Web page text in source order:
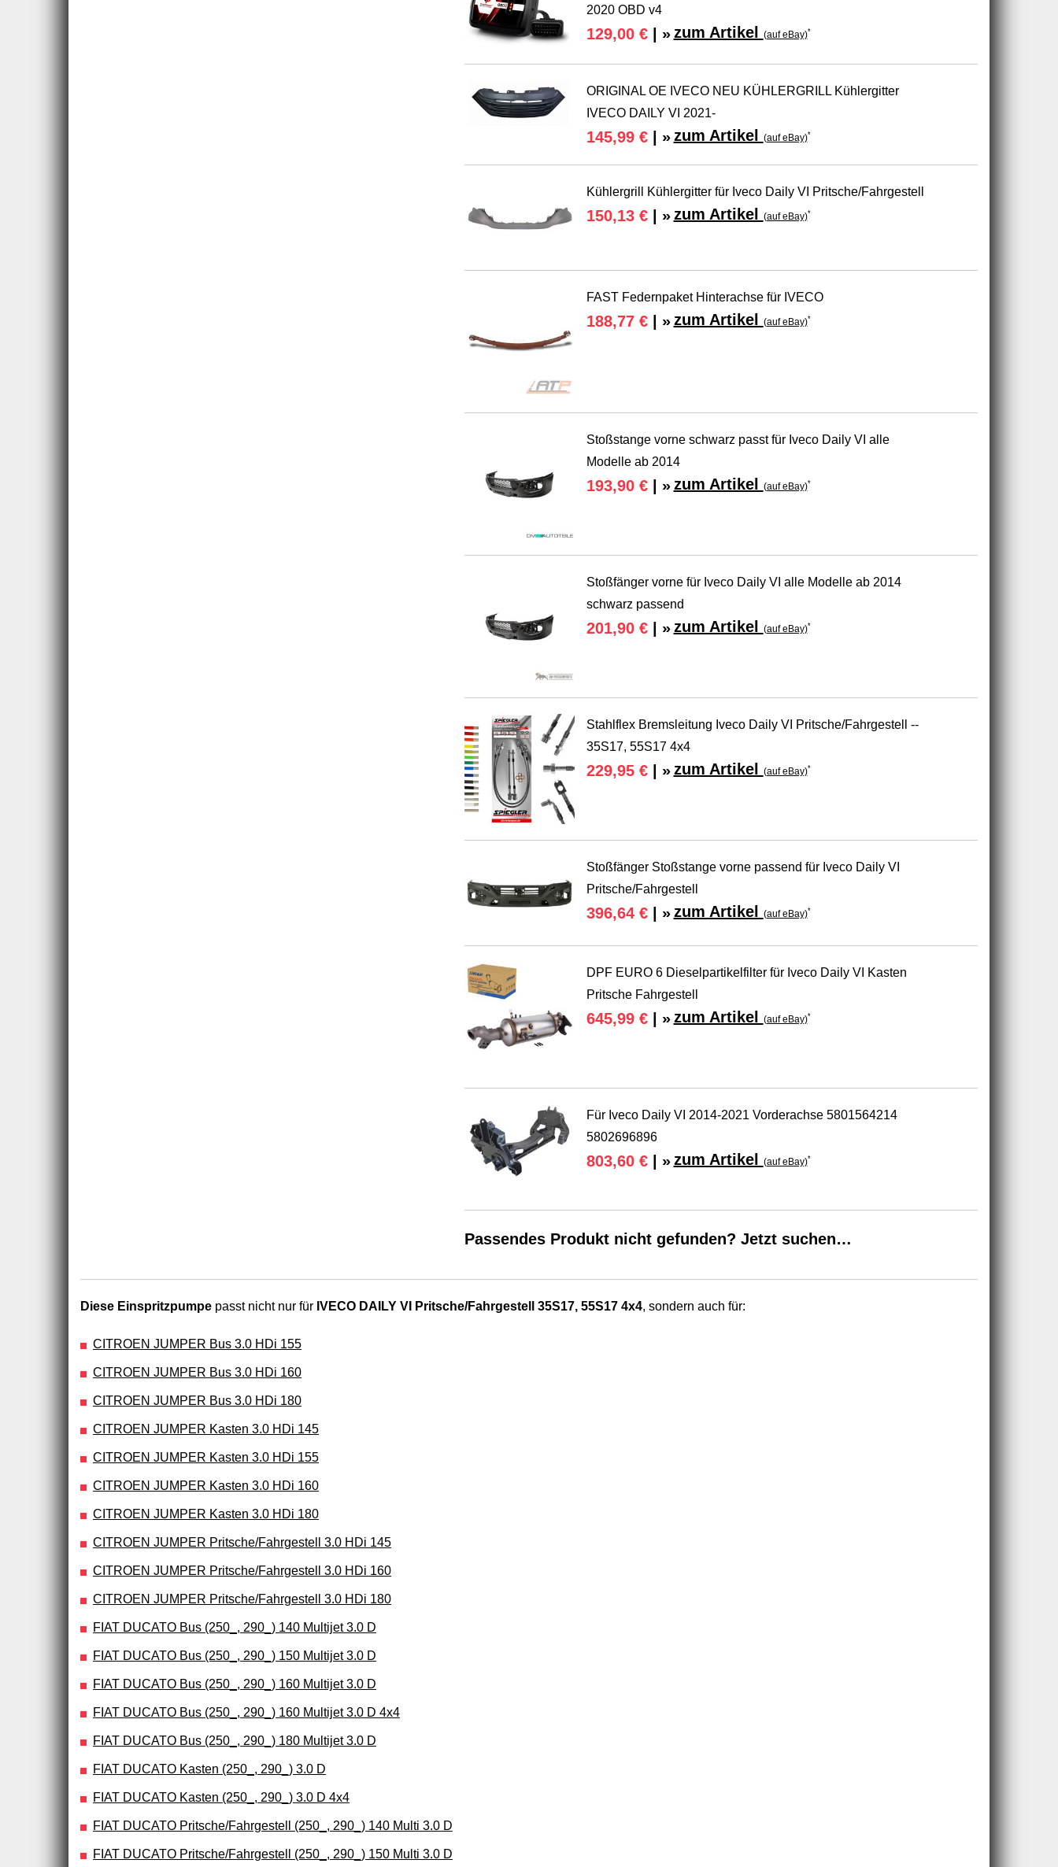
2020 OBD v4
129,00 €| » zum Artikel (auf eBay)*
ORIGINAL OE IVECO NEU KÜHLERGRILL Kühlergitter
IVECO DAILY VI 2021-
145,99 €| » zum Artikel (auf eBay)*
Kühlergrill Kühlergitter für Iveco Daily VI Pritsche/Fahrgestell
150,13 €| » zum Artikel (auf eBay)*
FAST Federnpaket Hinterachse für IVECO
188,77 €| » zum Artikel (auf eBay)*
Stoßstange vorne schwarz passt für Iveco Daily VI alle
Modelle ab 2014
193,90 €| » zum Artikel (auf eBay)*
Stoßfänger vorne für Iveco Daily VI alle Modelle ab 2014
schwarz passend
201,90 €| » zum Artikel (auf eBay)*
Stahlflex Bremsleitung Iveco Daily VI Pritsche/Fahrgestell --
35S17, 55S17 4x4
229,95 €| » zum Artikel (auf eBay)*
Stoßfänger Stoßstange vorne passend für Iveco Daily VI
Pritsche/Fahrgestell
396,64 €| » zum Artikel (auf eBay)*
DPF EURO 6 Dieselpartikelfilter für Iveco Daily VI Kasten
Pritsche Fahrgestell
645,99 €| » zum Artikel (auf eBay)*
Für Iveco Daily VI 2014-2021 Vorderachse 5801564214
5802696896
803,60 €| » zum Artikel (auf eBay)*
Passendes Produkt nicht gefunden? Jetzt suchen…
Diese Einspritzpumpe passt nicht nur für IVECO DAILY VI Pritsche/Fahrgestell 35S17, 55S17 4x4, sondern auch für:
CITROEN JUMPER Bus 3.0 HDi 155
CITROEN JUMPER Bus 3.0 HDi 160
CITROEN JUMPER Bus 3.0 HDi 180
CITROEN JUMPER Kasten 3.0 HDi 145
CITROEN JUMPER Kasten 3.0 HDi 155
CITROEN JUMPER Kasten 3.0 HDi 160
CITROEN JUMPER Kasten 3.0 HDi 180
CITROEN JUMPER Pritsche/Fahrgestell 3.0 HDi 145
CITROEN JUMPER Pritsche/Fahrgestell 3.0 HDi 160
CITROEN JUMPER Pritsche/Fahrgestell 3.0 HDi 180
FIAT DUCATO Bus (250_, 290_) 140 Multijet 3.0 D
FIAT DUCATO Bus (250_, 290_) 150 Multijet 3.0 D
FIAT DUCATO Bus (250_, 290_) 160 Multijet 3.0 D
FIAT DUCATO Bus (250_, 290_) 160 Multijet 3.0 D 4x4
FIAT DUCATO Bus (250_, 290_) 180 Multijet 3.0 D
FIAT DUCATO Kasten (250_, 290_) 3.0 D
FIAT DUCATO Kasten (250_, 290_) 3.0 D 4x4
FIAT DUCATO Pritsche/Fahrgestell (250_, 290_) 140 Multi 3.0 D
FIAT DUCATO Pritsche/Fahrgestell (250_, 290_) 150 Multi 3.0 D